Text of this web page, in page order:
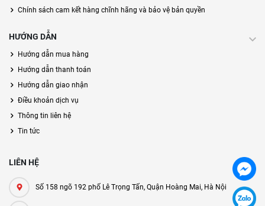
Chính sách cam kết hàng chĩnh hãng và bảo vệ bản quyền
HƯỚNG DẪN
Hướng dẫn mua hàng
Hướng dẫn thanh toán
Hướng dẫn giao nhận
Điều khoản dịch vụ
Thông tin liên hệ
Tin tức
LIÊN HỆ
Số 158 ngõ 192 phố Lê Trọng Tấn, Quận Hoàng Mai, Hà Nội